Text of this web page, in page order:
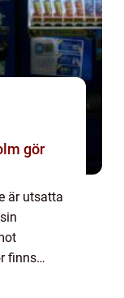
gör
är utsatta
finns